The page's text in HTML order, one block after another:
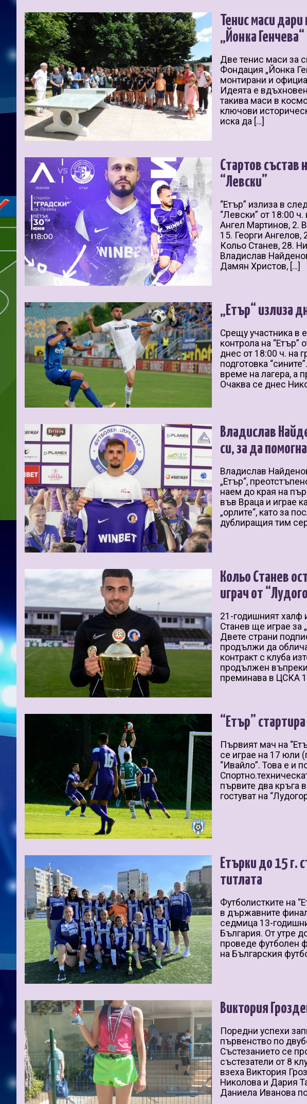
Тенис маси
„Йонка Генчева“
Две тенис маси за
Фондация „Йонка
монтирани и
Идеята е
такива маси в
ключови
иска да […]
Стартов състав
“Левски”
“Етър” излиза в
“Левски” от 18:00
Ангел Мартинов, 2.
15. Георги
Кольо Станев, 28.
Владислав
Дамян Христов, […]
„Етър“ излиза
Срещу участника в
контрола на “Етър”
днес от 18:00 ч. на
подготовка
време на лагера, а
Очаква се днес
Владислав
си, за да
Владислав
„Етър“,
наем до края на
във Враца и играе
„орлите“, като за
дублиращия тим
Кольо Станев
играч от
21-годишният
Станев ще играе за
Двете страни
продължи да
контракт с клуба
продължен
преминава в ЦСКА
“Етър”
Първият мач на
се играе на 17 юли
“Ивайло”. Това е и
първите два кръга
гостуват на
Етърки до 15 г.
титлата
Футболистките на
в държавните
седмица 13-
България. От утре
проведе футболен
на Българския
Виктория
Поредни успехи
първенство по
Състезанието се
състезатели от 8
взеха Виктория
Николова и Дария
Даниела Иванова